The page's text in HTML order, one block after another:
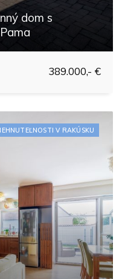
dom s
389.000,- €
V RAKÚSKU